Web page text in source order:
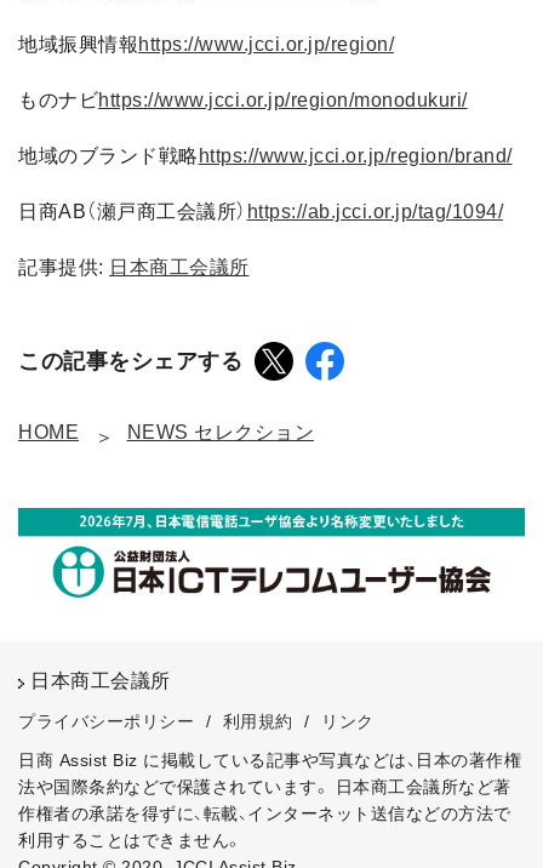
地域振興情報 https://www.jcci.or.jp/region/
ものナビhttps://www.jcci.or.jp/region/monodukuri/
地域のブランド戦略 https://www.jcci.or.jp/region/brand/
日商AB（瀬戸商工会議所） https://ab.jcci.or.jp/tag/1094/
記事提供: 日本商工会議所
この記事をシェアする
HOME NEWS セレクション
日本商工会議所
プライバシーポリシー / 利用規約 /
リンク
日商 Assist Biz に掲載している記事や写真などは、日本の著作権
法や国際条約などで保護されています。
日本商工会議所など著
作権者の承諾を得ずに、転載、インターネット送信などの方法で
利用することはできません。